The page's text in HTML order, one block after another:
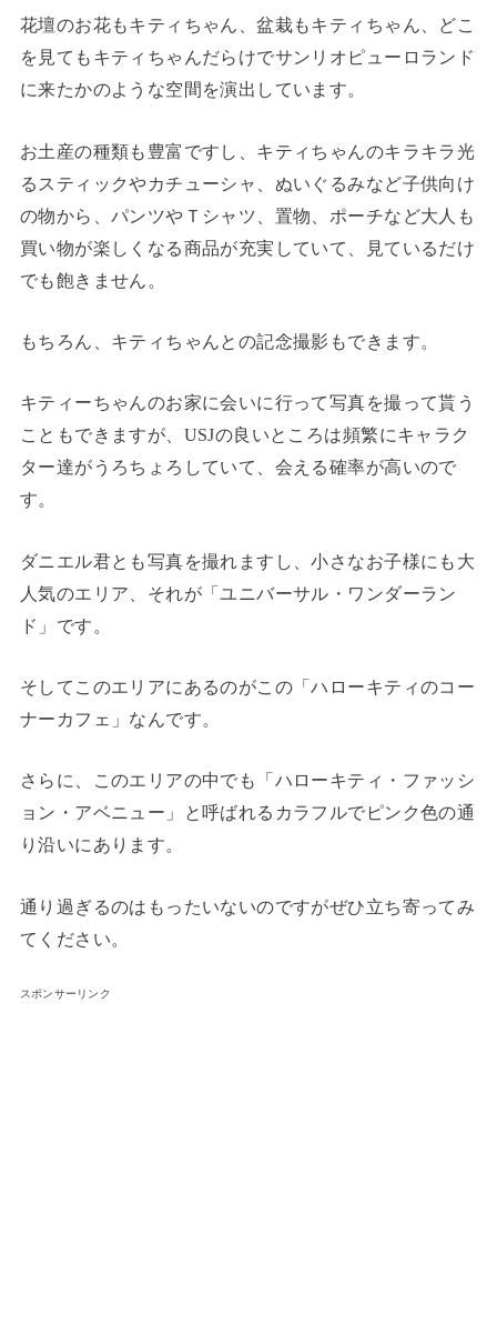
花壇のお花もキティちゃん、盆栽もキティちゃん、どこ
を見てもキティちゃんだらけでサンリオピューロランド
に来たかのような空間を演出しています。
お土産の種類も豊富ですし、キティちゃんのキラキラ光
るスティックやカチューシャ、ぬいぐるみなど子供向け
の物から、パンツやＴシャツ、置物、ポーチなど大人も
買い物が楽しくなる商品が充実していて、見ているだけ
でも飽きません。
もちろん、キティちゃんとの記念撮影もできます。
キティーちゃんのお家に会いに行って写真を撮って貰う
こともできますが、USJの良いところは頻繁にキャラク
ター達がうろちょろしていて、会える確率が高いので
す。
ダニエル君とも写真を撮れますし、小さなお子様にも大
人気のエリア、それが「ユニバーサル・ワンダーラン
ド」です。
そしてこのエリアにあるのがこの「ハローキティのコー
ナーカフェ」なんです。
さらに、このエリアの中でも「ハローキティ・ファッシ
ョン・アベニュー」と呼ばれるカラフルでピンク色の通
り沿いにあります。
通り過ぎるのはもったいないのですがぜひ立ち寄ってみ
てください。
スポンサーリンク